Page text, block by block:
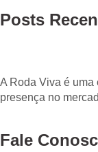
Posts
A Roda Viva é uma
presença no
Fale